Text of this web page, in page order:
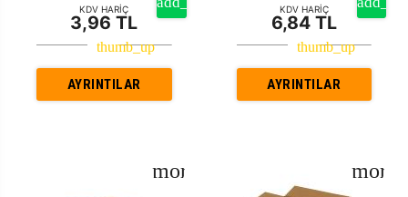
KDV HARİÇ
3,96 TL
AYRINTILAR
KDV HARİÇ
6,84 TL
AYRINTILAR